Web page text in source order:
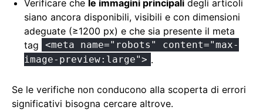
Verificare che le immagini principali degli articoli
siano ancora disponibili, visibili e con dimensioni
adeguate (≥1200 px) e che sia presente il meta
tag
<meta name="robots" content="max-
image-preview:large"> .
Se le verifiche non conducono alla scoperta di errori
significativi bisogna cercare altrove.